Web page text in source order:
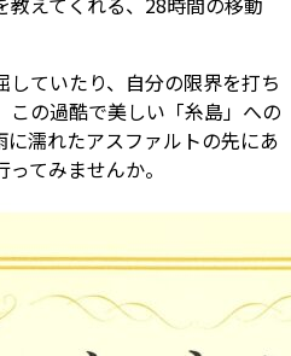
ていたり、自分の限界を打ち
の過酷で美しい「糸島」への
濡れたアスファルトの先にあ
てみませんか。